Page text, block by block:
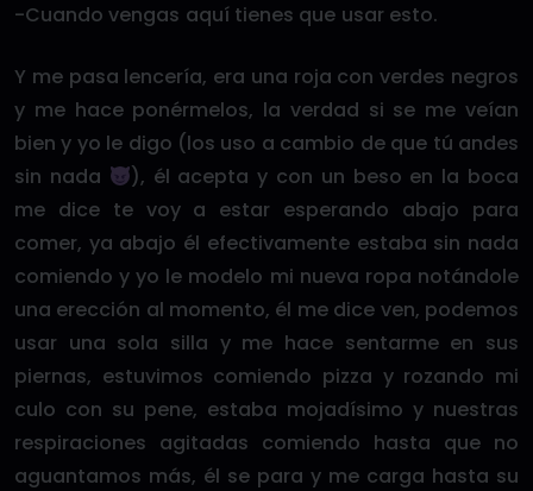
-Cuando vengas aquí tienes que usar esto.
Y me pasa lencería, era una roja con verdes negros
y me hace ponérmelos, la verdad si se me veían
bien y yo le digo (los uso a cambio de que tú andes
sin nada
), él acepta y con un beso en la boca
me dice te voy a estar esperando abajo para
comer, ya abajo él efectivamente estaba sin nada
comiendo y yo le modelo mi nueva ropa notándole
una erección al momento, él me dice ven, podemos
usar una sola silla y me hace sentarme en sus
piernas, estuvimos comiendo pizza y rozando mi
culo con su pene, estaba mojadísimo y nuestras
respiraciones agitadas comiendo hasta que no
aguantamos más, él se para y me carga hasta su